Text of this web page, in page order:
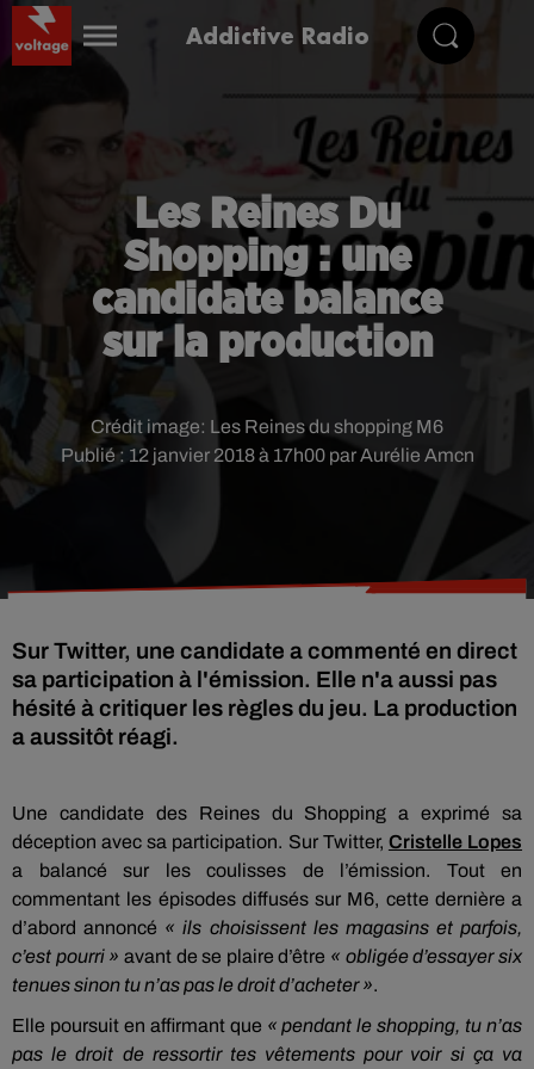
Addictive Radio
Les Reines Du
Shopping : une
candidate balance
sur la production
Publié : 12 janvier 2018 à 17h00 par Aurélie Amcn
Crédit image: Les Reines du shopping M6
Sur Twitter, une candidate a commenté en direct
sa participation à l'émission. Elle n'a aussi pas
hésité à critiquer les règles du jeu. La production
a aussitôt réagi.
Une candidate des Reines du Shopping a exprimé sa
déception avec sa participation. Sur Twitter, Cristelle Lopes
a balancé sur les coulisses de l’émission.
Tout en
commentant les épisodes diffusés sur M6, cette dernière a
d’abord annoncé « ils choisissent les magasins et parfois,
c’est pourri » avant de se plaire d’être « obligée d’essayer six
tenues sinon tu n’as pas le droit d’acheter ».
Elle poursuit en affirmant que « pendant le shopping, tu n’as
pas le droit de ressortir tes vêtements pour voir si ça va